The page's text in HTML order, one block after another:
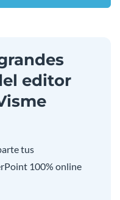
editor
tus
100% online